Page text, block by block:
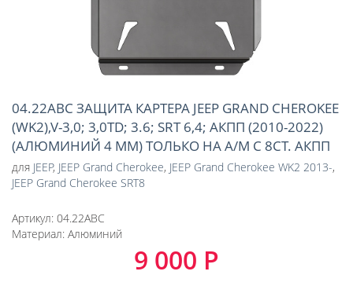
04.22ABC ЗАЩИТА КАРТЕРА JEEP GRAND CHEROKEE
(WK2),V-3,0; 3,0TD; 3.6; SRT 6,4; АКПП (2010-2022)
(АЛЮМИНИЙ 4 ММ) ТОЛЬКО НА А/М С 8СТ. АКПП
для JEEP, JEEP Grand Cherokee, JEEP Grand Cherokee WK2 2013-,
JEEP Grand Cherokee SRT8
Артикул: 04.22ABC
Материал: Алюминий
9 000 Р